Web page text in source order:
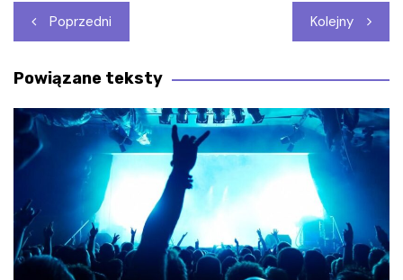
Nawigacja
wpisu
Poprzedni Kolejny
Powiązane teksty